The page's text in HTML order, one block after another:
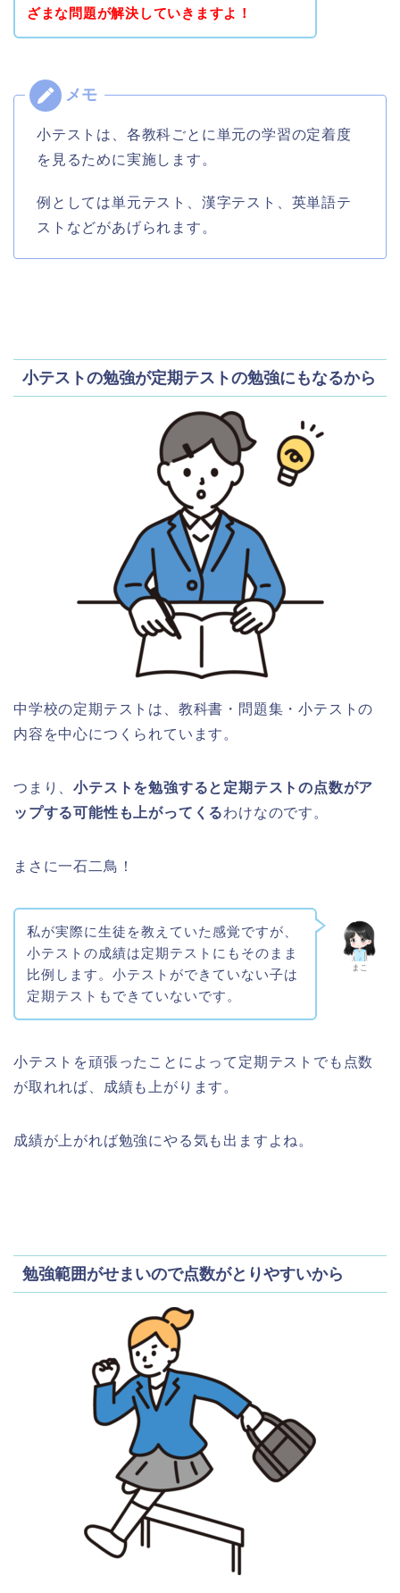
ざまな問題が解決していきますよ！
小テストは、各教科ごとに単元の学習の定着度
を見るために実施します。
例としては単元テスト、漢字テスト、英単語テ
ストなどがあげられます。
小テストの勉強が定期テストの勉強にもなるから
中学校の定期テストは、教科書・問題集・小テストの
内容を中心につくられています。
つまり、小テストを勉強すると定期テストの点数がア
ップする可能性も上がってくるわけなのです。
まさに一石二鳥！
まこ
私が実際に生徒を教えていた感覚ですが、
小テストの成績は定期テストにもそのまま
比例します。小テストができていない子は
定期テストもできていないです。
小テストを頑張ったことによって定期テストでも点数
が取れれば、成績も上がります。
成績が上がれば勉強にやる気も出ますよね。
勉強範囲がせまいので点数がとりやすいから